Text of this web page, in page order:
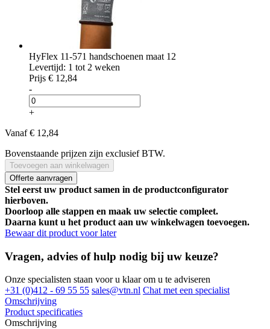
HyFlex 11-571 handschoenen maat 12
Levertijd: 1 tot 2 weken
Prijs € 12,84
-
+
Vanaf € 12,84
Bovenstaande prijzen zijn exclusief BTW.
Toevoegen aan winkelwagen
Offerte aanvragen
Stel eerst uw product samen in de productconfigurator
hierboven.
Doorloop alle stappen en maak uw selectie compleet.
Daarna kunt u het product aan uw winkelwagen toevoegen.
Bewaar dit product voor later
Vragen, advies of hulp nodig bij uw keuze?
Onze specialisten staan voor u klaar om u te adviseren
+31 (0)412 - 69 55 55 sales@vtn.nl Chat met een specialist
Omschrijving
Product specificaties
Omschrijving